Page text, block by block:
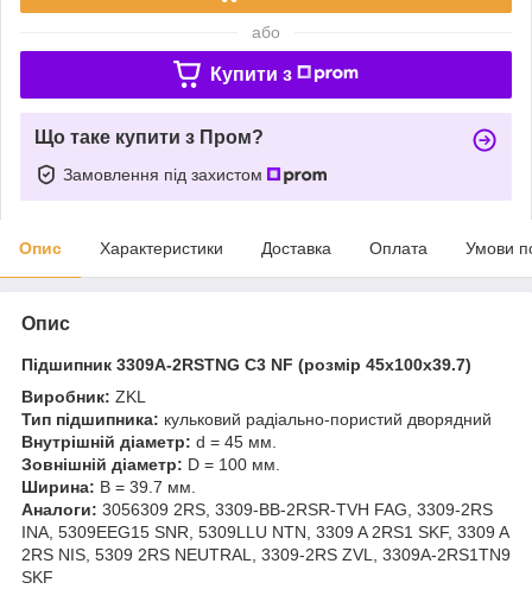
або
Купити з
Що таке купити з Пром?
Замовлення під захистом
Опис Характеристики Доставка Оплата Умови
Опис
Підшипник 3309A-2RSTNG C3 NF (розмір 45x100x39.7)
Виробник: ZKL
Тип підшипника: кульковий радіально-пористий дворядний
Внутрішній діаметр: d = 45 мм.
Зовнішній діаметр: D = 100 мм.
Ширина: B = 39.7 мм.
Аналоги: 3056309 2RS, 3309-BB-2RSR-TVH FAG, 3309-2RS
INA, 5309EEG15 SNR, 5309LLU NTN, 3309 A 2RS1 SKF, 3309 A
2RS NIS, 5309 2RS NEUTRAL, 3309-2RS ZVL, 3309A-2RS1TN9
SKF